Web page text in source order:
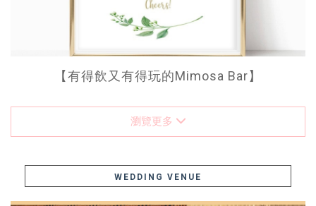
【有得飲又有得玩的Mimosa Bar】
瀏覽更多
WEDDING VENUE